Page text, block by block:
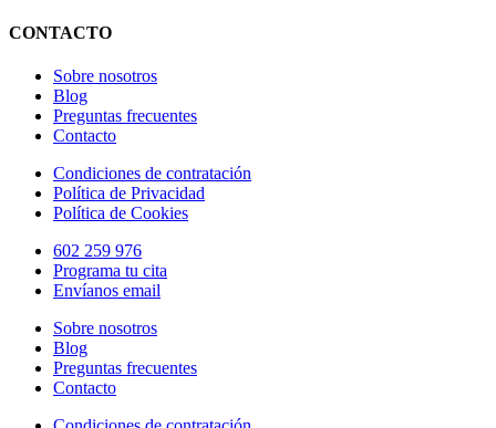
CONTACTO
Sobre nosotros
Blog
Preguntas frecuentes
Contacto
Condiciones de contratación
Política de Privacidad
Política de Cookies
602 259 976
Programa tu cita
Envíanos email
Sobre nosotros
Blog
Preguntas frecuentes
Contacto